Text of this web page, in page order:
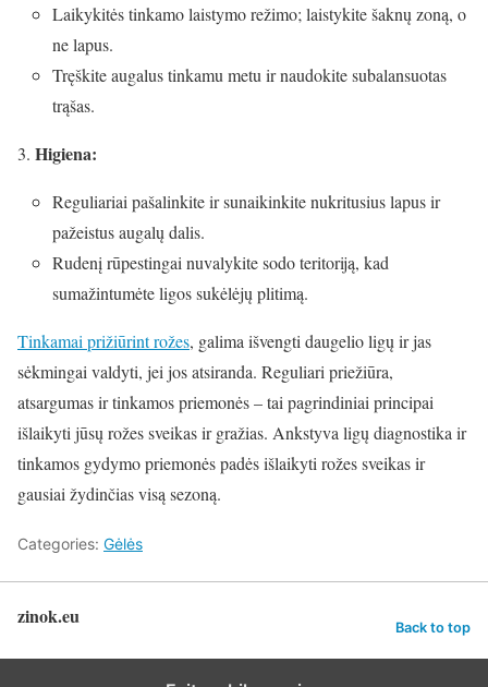
Laikykitės tinkamo laistymo režimo; laistykite šaknų zoną, o
ne lapus.
Tręškite augalus tinkamu metu ir naudokite subalansuotas
trąšas.
Higiena:
Reguliariai pašalinkite ir sunaikinkite nukritusius lapus ir
pažeistus augalų dalis.
Rudenį rūpestingai nuvalykite sodo teritoriją, kad
sumažintumėte ligos sukėlėjų plitimą.
Tinkamai prižiūrint rožes, galima išvengti daugelio ligų ir jas
sėkmingai valdyti, jei jos atsiranda. Reguliari priežiūra,
atsargumas ir tinkamos priemonės – tai pagrindiniai principai
išlaikyti jūsų rožes sveikas ir gražias. Ankstyva ligų diagnostika ir
tinkamos gydymo priemonės padės išlaikyti rožes sveikas ir
gausiai žydinčias visą sezoną.
Categories: Gėlės
zinok.eu Back to top